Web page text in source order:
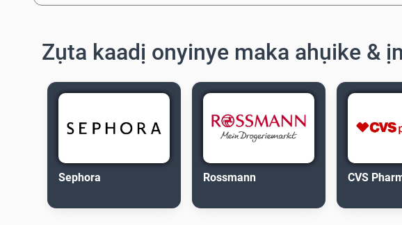
Zụta kaadị onyinye maka ahụike &
Sephora Rossmann CVS